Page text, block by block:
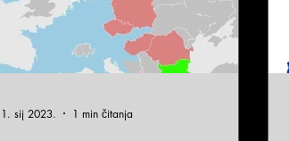
1. sij 2023. 1 min čitanja